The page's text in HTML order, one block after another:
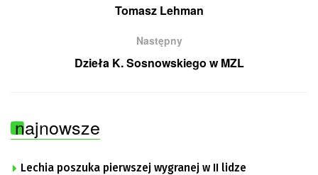
Tomasz Lehman
Następny
Dzieła K. Sosnowskiego w MZL
najnowsze
Lechia poszuka pierwszej wygranej w II lidze